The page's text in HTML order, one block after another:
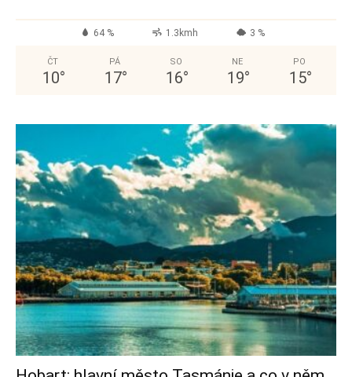
64 % 1.3kmh 3 %
ČT
10°
PÁ
17°
SO
16°
NE
19°
PO
15°